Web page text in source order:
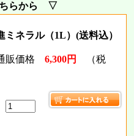
らから ▽
ミネラル（1L）(送料込）
販価格 6,300円
（税